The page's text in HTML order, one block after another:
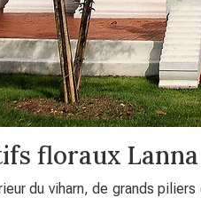
floraux Lanna
du viharn, de grands